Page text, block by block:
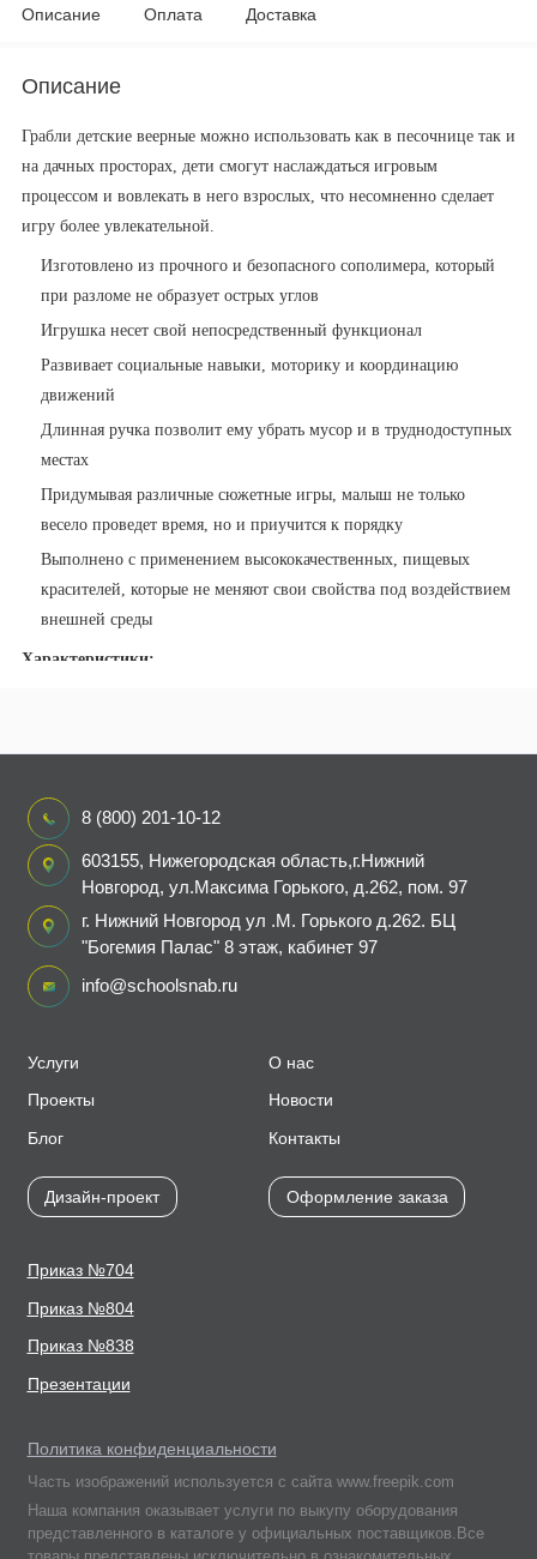
Описание Оплата Доставка
Описание
Грабли детские веерные можно использовать как в песочнице так и
на дачных просторах, дети смогут наслаждаться игровым
процессом и вовлекать в него взрослых, что несомненно сделает
игру более увлекательной.
Изготовлено из прочного и безопасного сополимера, который
при разломе не образует острых углов
Игрушка несет свой непосредственный функционал
Развивает социальные навыки, моторику и координацию
движений
Длинная ручка позволит ему убрать мусор и в труднодоступных
местах
Придумывая различные сюжетные игры, малыш не только
весело проведет время, но и приучится к порядку
Выполнено с применением высококачественных, пищевых
красителей, которые не меняют свои свойства под воздействием
внешней среды
Характеристики:
Услуги
Проекты
Блог
Дизайн-проект
О нас
Новости
Контакты
Оформление заказа
Приказ №704
Приказ №804
Приказ №838
Презентации
8 (800) 201-10-12
603155, Нижегородская область,г.Нижний
Новгород, ул.Максима Горького, д.262, пом. 97
г. Нижний Новгород ул .М. Горького д.262. БЦ
"Богемия Палас" 8 этаж, кабинет 97
info@schoolsnab.ru
Политика конфиденциальности
Часть изображений используется с сайта www.freepik.com
Наша компания оказывает услуги по выкупу оборудования
представленного в каталоге у официальных поставщиков.Все
товары представлены исключительно в ознакомительных